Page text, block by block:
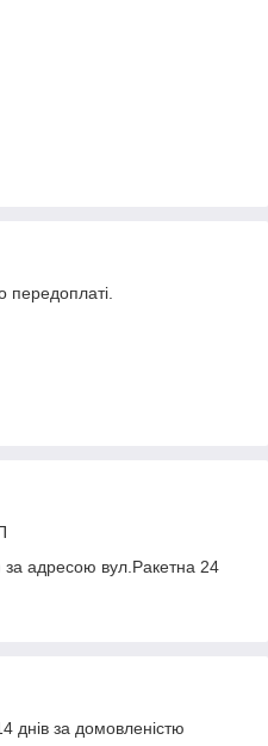
передоплаті.
за адресою вул.Ракетна 24
днів за домовленістю